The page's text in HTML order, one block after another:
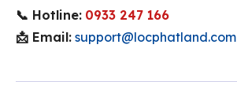
📞 Hotline: 0933 247 166
📩 Email: support@locphatland.com